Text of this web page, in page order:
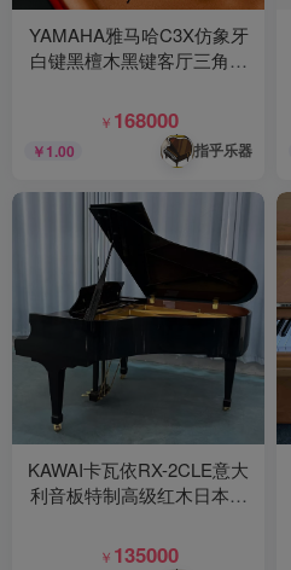
YAMAHA雅马哈C3X仿象牙
白键黑檀木黑键客厅三角钢
￥ 168000
￥1.00 指乎乐器
KAWAI卡瓦依RX-2CLE意大
利音板特制高级红木日本原
￥ 135000